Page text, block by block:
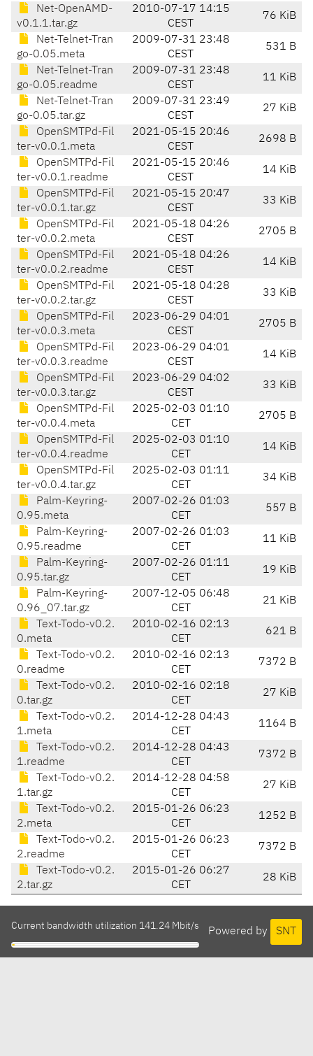
Net-OpenAMD-
v0.1.1.tar.gz
2010-07-17 14:15
CEST
76 KiB
Net-Telnet-Tran
go-0.05.meta
2009-07-31 23:48
CEST
531 B
Net-Telnet-Tran
go-0.05.readme
2009-07-31 23:48
CEST
11 KiB
Net-Telnet-Tran
go-0.05.tar.gz
2009-07-31 23:49
CEST
27 KiB
OpenSMTPd-Fil
ter-v0.0.1.meta
2021-05-15 20:46
CEST
2698 B
OpenSMTPd-Fil
ter-v0.0.1.readme
2021-05-15 20:46
CEST
14 KiB
OpenSMTPd-Fil
ter-v0.0.1.tar.gz
2021-05-15 20:47
CEST
33 KiB
OpenSMTPd-Fil
ter-v0.0.2.meta
2021-05-18 04:26
CEST
2705 B
OpenSMTPd-Fil
ter-v0.0.2.readme
2021-05-18 04:26
CEST
14 KiB
OpenSMTPd-Fil
ter-v0.0.2.tar.gz
2021-05-18 04:28
CEST
33 KiB
OpenSMTPd-Fil
ter-v0.0.3.meta
2023-06-29 04:01
CEST
2705 B
OpenSMTPd-Fil
ter-v0.0.3.readme
2023-06-29 04:01
CEST
14 KiB
OpenSMTPd-Fil
ter-v0.0.3.tar.gz
2023-06-29 04:02
CEST
33 KiB
OpenSMTPd-Fil
ter-v0.0.4.meta
2025-02-03 01:10
CET
2705 B
OpenSMTPd-Fil
ter-v0.0.4.readme
2025-02-03 01:10
CET
14 KiB
OpenSMTPd-Fil
ter-v0.0.4.tar.gz
2025-02-03 01:11
CET
34 KiB
Palm-Keyring-
0.95.meta
2007-02-26 01:03
CET
557 B
Palm-Keyring-
0.95.readme
2007-02-26 01:03
CET
11 KiB
Palm-Keyring-
0.95.tar.gz
2007-02-26 01:11
CET
19 KiB
Palm-Keyring-
0.96_07.tar.gz
2007-12-05 06:48
CET
21 KiB
Text-Todo-v0.2.
0.meta
2010-02-16 02:13
CET
621 B
Text-Todo-v0.2.
0.readme
2010-02-16 02:13
CET
7372 B
Text-Todo-v0.2.
0.tar.gz
2010-02-16 02:18
CET
27 KiB
Text-Todo-v0.2.
1.meta
2014-12-28 04:43
CET
1164 B
Text-Todo-v0.2.
1.readme
2014-12-28 04:43
CET
7372 B
Text-Todo-v0.2.
1.tar.gz
2014-12-28 04:58
CET
27 KiB
Text-Todo-v0.2.
2.meta
2015-01-26 06:23
CET
1252 B
Text-Todo-v0.2.
2.readme
2015-01-26 06:23
CET
7372 B
Text-Todo-v0.2.
2.tar.gz
2015-01-26 06:27
CET
28 KiB
Powered by SNT
Current bandwidth utilization 141.24 Mbit/s